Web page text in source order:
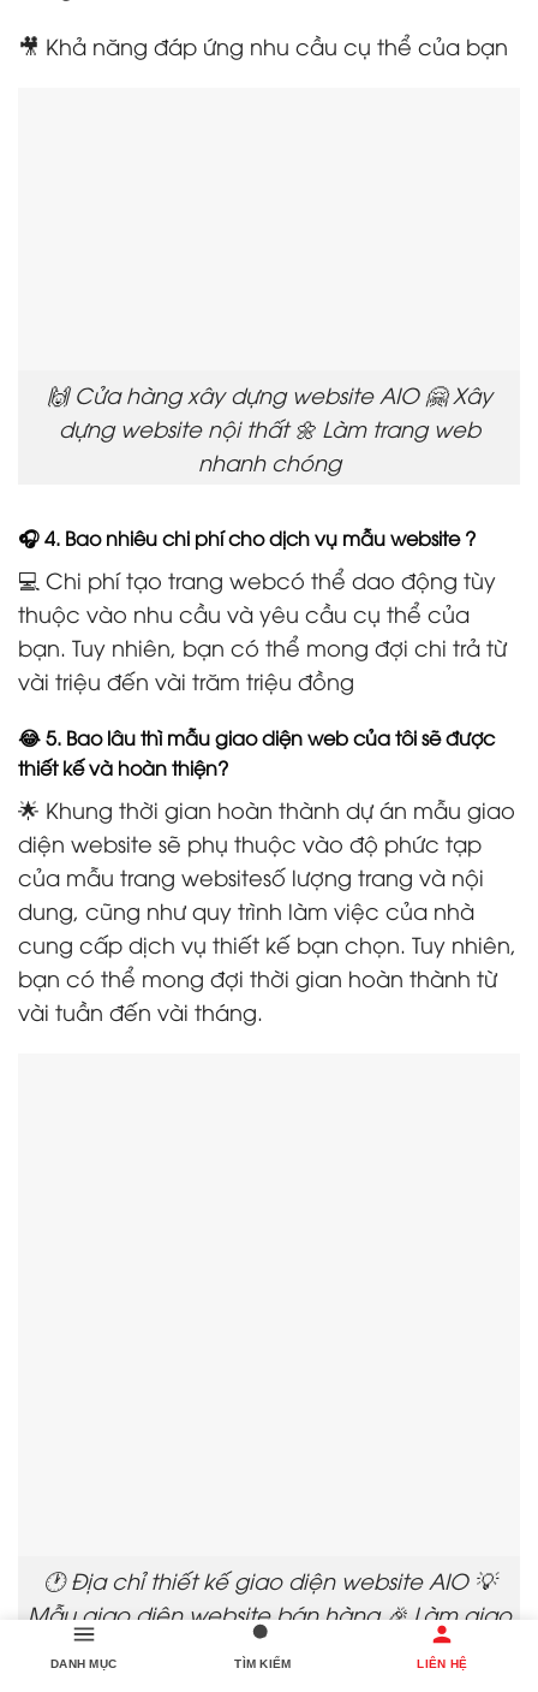
🎥 Khả năng đáp ứng nhu cầu cụ thể của bạn
🙌 Cửa hàng xây dựng website AIO 🤗 Xây
dựng website nội thất 🌼 Làm trang web
nhanh chóng
🎧 4. Bao nhiêu chi phí cho dịch vụ mẫu website ?
💻 Chi phí tạo trang webcó thể dao động tùy
thuộc vào nhu cầu và yêu cầu cụ thể của
bạn. Tuy nhiên, bạn có thể mong đợi chi trả từ
vài triệu đến vài trăm triệu đồng
😂 5. Bao lâu thì mẫu giao diện web của tôi sẽ được
thiết kế và hoàn thiện?
🌟 Khung thời gian hoàn thành dự án mẫu giao
diện website sẽ phụ thuộc vào độ phức tạp
của mẫu trang websitesố lượng trang và nội
dung, cũng như quy trình làm việc của nhà
cung cấp dịch vụ thiết kế bạn chọn. Tuy nhiên,
bạn có thể mong đợi thời gian hoàn thành từ
vài tuần đến vài tháng.
🕐 Địa chỉ thiết kế giao diện website AIO 💡
Mẫu giao diện website bán hàng 🎉 Làm giao
diện website nhanh chóng
DANH MỤC TÌM KIẾM LIÊN HỆ